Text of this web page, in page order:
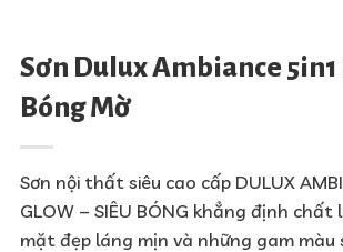
Sơn Dulux Ambiance
Bóng Mờ
Sơn nội thất siêu cao cấp DULUX
GLOW – SIÊU BÓNG khẳng định chất
mặt đẹp láng mịn và những gam màu